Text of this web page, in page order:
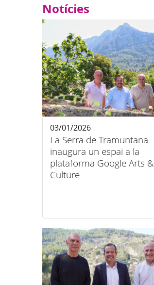
Notícies
La Serra de Tramuntana
inaugura un espai a la
plataforma Google Arts &
Culture
03/01/2026